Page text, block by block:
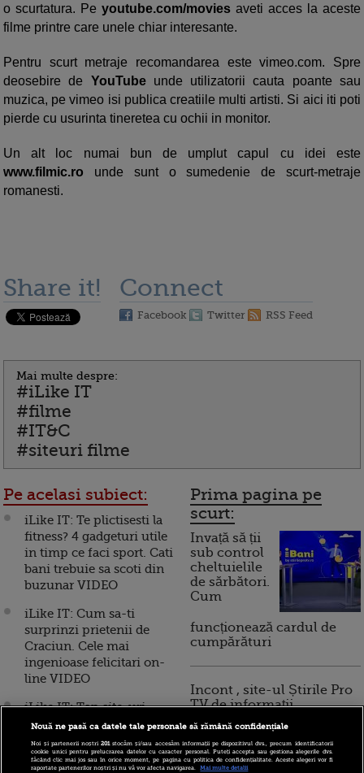
o scurtatura. Pe youtube.com/movies aveti acces la aceste
filme printre care unele chiar interesante.
Pentru scurt metraje recomandarea este vimeo.com. Spre
deosebire de YouTubeunde utilizatorii cauta poante sau
muzica, pe vimeo isi publica creatiile multi artisti. Si aici iti poti
pierde cu usurinta tineretea cu ochii in monitor.
Un alt loc numai bun de umplut capul cu idei este
www.filmic.ro unde sunt o sumedenie de scurt-metraje
romanesti.
Share it! Connect
Facebook Twitter RSS Feed
Mai multe despre:
#iLike IT
#filme
#IT&C
#siteuri filme
Pe acelasi subiect:
iLike IT: Te plictisesti la
fitness? 4 gadgeturi utile
in timp ce faci sport. Cati
bani trebuie sa scoti din
buzunar VIDEO
iLike IT: Cum sa-ti
surprinzi prietenii de
Craciun. Cele mai
ingenioase felicitari on-
line VIDEO
iLike IT: Top site-uri
pentru cumparaturi de
Craciun. Cele mai bune
jucarii, la un click
Prima pagina pe
scurt:
Invață să ții
sub control
cheltuielile
de sărbători.
Cum
funcționează cardul de
cumpărături
Incont , site-ul Știrile Pro
TV de informații
financiară, a devenit iBani
Nouă ne pasă ca datele tale personale să rămână confidențiale
Noi și partenerii noștri201stocăm și/sau accesăm informații pe dispozitivul dvs., precum identificatorii
cookie unici pentru prelucrarea datelor cu caracter personal. Puteți accepta sau gestiona alegerile dvs.
făcând clic mai jos sau în orice moment, pe pagina cu politica de confidențialitate. Aceste alegeri vor fi
raportate partenerilor noștri și nu vă vor afecta navigarea.
Mai multe detalii